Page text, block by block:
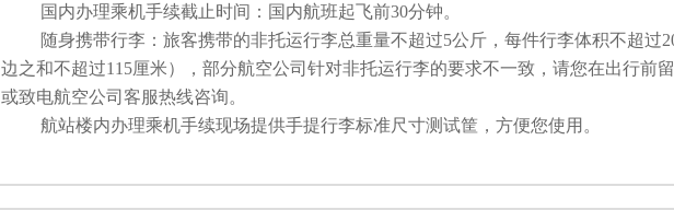
国内办理乘机手续截止时间：国内航班起飞前30分钟。
随身携带行李：旅客携带的非托运行李总重量不超过5公斤，每件行李体积不超过
边之和不超过115厘米），部分航空公司针对非托运行李的要求不一致，请您在出行前
或致电航空公司客服热线咨询。
航站楼内办理乘机手续现场提供手提行李标准尺寸测试筐，方便您使用。